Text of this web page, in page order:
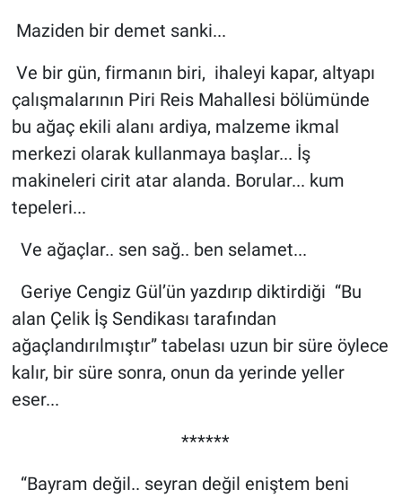
Maziden bir demet sanki...
Ve bir gün, firmanın biri, ihaleyi kapar, altyapı
çalışmalarının Piri Reis Mahallesi bölümünde
bu ağaç ekili alanı ardiya, malzeme ikmal
merkezi olarak kullanmaya başlar... İş
makineleri cirit atar alanda. Borular... kum
tepeleri...
Ve ağaçlar.. sen sağ.. ben selamet...
Geriye Cengiz Gül’ün yazdırıp diktirdiği “Bu
alan Çelik İş Sendikası tarafından
ağaçlandırılmıştır” tabelası uzun bir süre öylece
kalır, bir süre sonra, onun da yerinde yeller
eser...
******
“Bayram değil.. seyran değil eniştem beni